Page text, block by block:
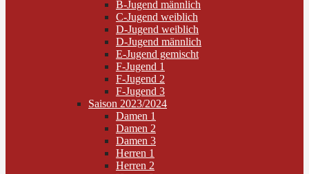
B-Jugend männlich
C-Jugend weiblich
D-Jugend weiblich
D-Jugend männlich
E-Jugend gemischt
F-Jugend 1
F-Jugend 2
F-Jugend 3
Saison 2023/2024
Damen 1
Damen 2
Damen 3
Herren 1
Herren 2